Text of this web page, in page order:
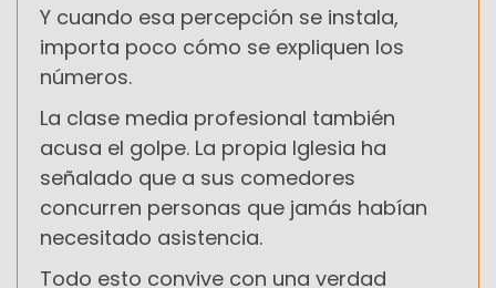
Y cuando esa percepción se instala,
importa poco cómo se expliquen los
números.
La clase media profesional también
acusa el golpe. La propia Iglesia ha
señalado que a sus comedores
concurren personas que jamás habían
necesitado asistencia.
Todo esto convive con una verdad